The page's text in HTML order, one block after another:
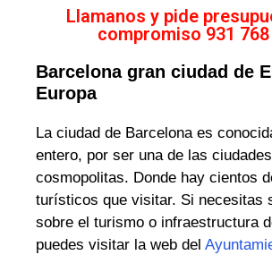
Llamanos y pide
compromiso 931
Barcelona gran ciudad de
Europa
La ciudad de Barcelona es
entero, por ser una de las
cosmopolitas. Donde hay cientos
turísticos que visitar. Si necesitas
sobre el turismo o infraestructura
puedes visitar la web del